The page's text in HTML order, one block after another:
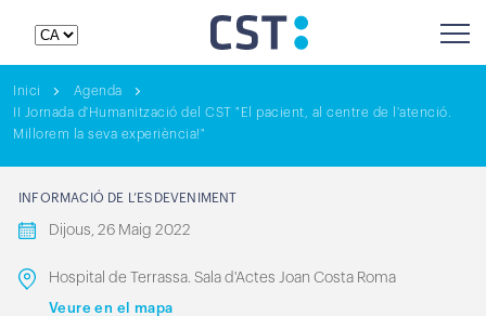
Inici
Agenda
II Jornada d'Humanització del CST "El pacient, al centre de l'atenció.
Millorem la seva experiència!"
INFORMACIÓ DE L’ESDEVENIMENT
Dijous, 26 Maig 2022
Hospital de Terrassa. Sala d'Actes Joan Costa Roma
Veure en el mapa